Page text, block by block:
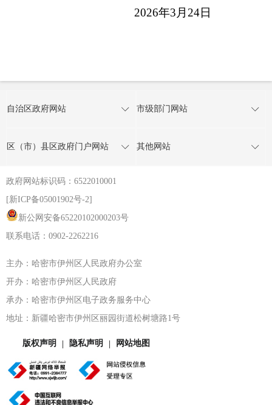
2026年3 月 24日
自治区政府网站 市级部门网站
区（市）县区政府门户网站 其他网站
政府网站标识码：6522010001
[新ICP备05001902号-2]
新公网安备65220102000203号
联系电话：0902-2262216
主办：哈密市伊州区人民政府办公室
开办：哈密市伊州区人民政府
承办：哈密市伊州区电子政务服务中心
地址：新疆哈密市伊州区丽园街道松树塘路1号
版权声明 隐私声明 网站地图